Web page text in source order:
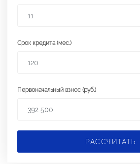
Срок кредита (мес.)
Первоначальный взнос (руб.)
РАССЧИТАТЬ